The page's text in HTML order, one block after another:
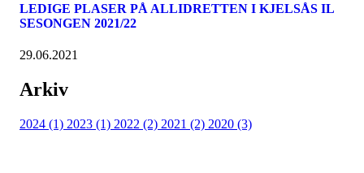
LEDIGE PLASER PÅ ALLIDRETTEN I KJELSÅS IL
SESONGEN 2021/22
29.06.2021
Arkiv
2024 (1) 2023 (1) 2022 (2) 2021 (2) 2020 (3)